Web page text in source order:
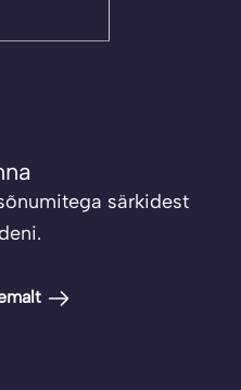
särkidest